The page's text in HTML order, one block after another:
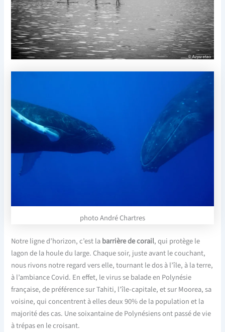
photo André Chartres
Notre ligne d’horizon, c’est labarrière de corail, qui protège le
lagon de la houle du large. Chaque soir, juste avant le couchant,
nous rivons notre regard vers elle, tournant le dos à l’île, à la terre,
à l’ambiance Covid. En effet, le virus se balade en Polynésie
française, de préférence sur Tahiti, l’île-capitale, et sur Moorea, sa
voisine, qui concentrent à elles deux 90% de la population et la
majorité des cas. Une soixantaine de Polynésiens ont passé de vie
à trépas en le croisant.